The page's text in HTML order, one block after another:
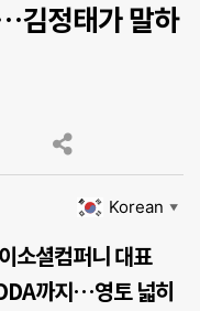
김정태가 말하
Korean ▼
소셜컴퍼니 대표
까지…영토 넓히